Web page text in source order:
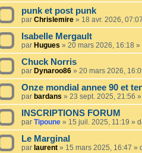
punk et post punk
par Chrislemire » 18 avr. 2026, 07:07
Isabelle Mergault
par Hugues » 20 mars 2026, 16:18 »
Chuck Norris
par Dynaroo86 » 20 mars 2026,
Onze mondial annee 90 et
par bardans » 23 sept. 2025, 21:56
INSCRIPTIONS FORUM
par Tipoune » 15 juil. 2025, 11:19 »
Le Marginal
par laurent » 15 mars 2025, 16:47 »